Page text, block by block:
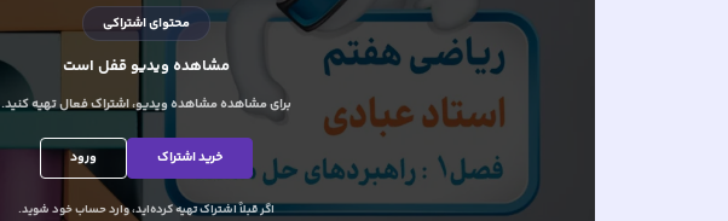
محتوای اشتراکی
مشاهده ویدیوقفل است
برای مشاهده مشاهده ویدیو، اشتراک فعال تهیه کنید.
خرید اشتراک ورود
اگر قبلاًاشتراک تهیه کرده‌اید، وارد حساب خود شوید.